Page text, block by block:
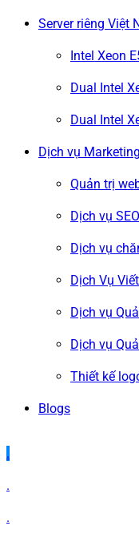
Server riêng Việt
Intel Xeon
Dual Intel
Dual Intel
Dịch vụ
Quản trị
Dịch vụ SEO
Dịch vụ
Dịch Vụ
Dịch vụ
Dịch vụ
Thiết kế
Blogs
.
.
.